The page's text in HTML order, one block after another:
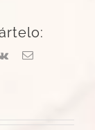
Vk
Correo